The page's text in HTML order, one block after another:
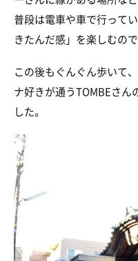
普段は電車や車で行って
きたんだ感」を楽しむので
この後もぐんぐん歩いて
ナ好きが通うTOMBEさ
した。